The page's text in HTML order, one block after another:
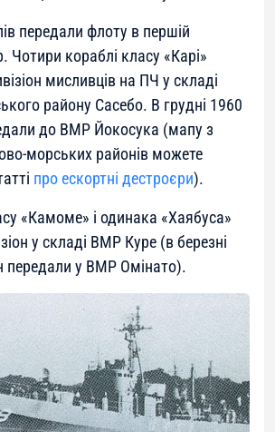
передали флоту в першій
Чотири кораблі класу «Карі»
мисливців на ПЧ у складі
району Сасебо. В грудні 1960
до ВМР Йокосука (мапу з
морських районів можете
про ескортні дестроєри).
«Камоме» і одинака «Хаябуса»
у складі ВМР Куре (в березні
передали у ВМР Омінато).